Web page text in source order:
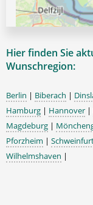
Hier finden Sie
Wunschregion:
Berlin | Biberach |
Hamburg | Hannover |
Magdeburg |
Pforzheim |
Wilhelmshaven |